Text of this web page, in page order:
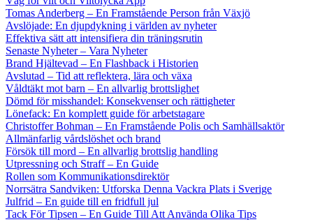
Tomas Anderberg – En Framstående Person från Växjö
Avslöjade: En djupdykning i världen av nyheter
Effektiva sätt att intensifiera din träningsrutin
Senaste Nyheter – Vara Nyheter
Brand Hjältevad – En Flashback i Historien
Avslutad – Tid att reflektera, lära och växa
Våldtäkt mot barn – En allvarlig brottslighet
Dömd för misshandel: Konsekvenser och rättigheter
Lönefack: En komplett guide för arbetstagare
Christoffer Bohman – En Framstående Polis och Samhällsaktör
Allmänfarlig vårdslöshet och brand
Försök till mord – En allvarlig brottslig handling
Utpressning och Straff – En Guide
Rollen som Kommunikationsdirektör
Norrsätra Sandviken: Utforska Denna Vackra Plats i Sverige
Julfrid – En guide till en fridfull jul
Tack För Tipsen – En Guide Till Att Använda Olika Tips